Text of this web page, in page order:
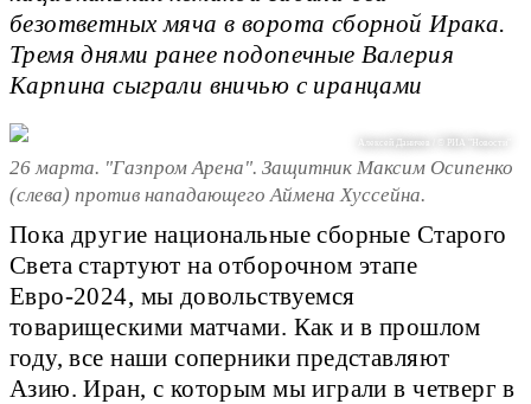
безответных мяча в ворота сборной Ирака.
Тремя днями ранее подопечные Валерия
Карпина сыграли вничью с иранцами
Алексей Даничев / © РИА "Новости"
26 марта. "Газпром Арена". Защитник Максим Осипенко
(слева) против нападающего Аймена Хуссейна.
Пока другие национальные сборные Старого
Света стартуют на отборочном этапе
Евро-2024, мы довольствуемся
товарищескими матчами. Как и в прошлом
году, все наши соперники представляют
Азию. Иран, с которым мы играли в четверг в